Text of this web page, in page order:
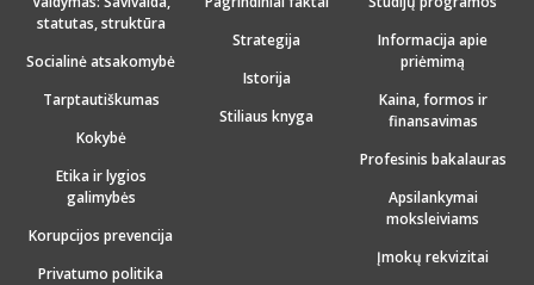
statutas, struktūra
Socialinė atsakomybė
Tarptautiškumas
Kokybė
Etika ir lygios
galimybės
Korupcijos prevencija
Privatumo politika
Strategija
Istorija
Stiliaus knyga
Informacija apie
priėmimą
Kaina, formos ir
finansavimas
Profesinis bakalauras
Apsilankymai
moksleiviams
Įmokų rekvizitai